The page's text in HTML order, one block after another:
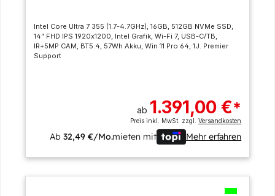
Intel Core Ultra 7 355 (1.7-4.7GHz), 16GB, 512GB NVMe SSD,
14" FHD IPS 1920x1200, Intel Grafik, Wi-Fi 7, USB-C/TB,
IR+5MP CAM, BT5.4, 57Wh Akku, Win 11 Pro 64, 1J. Premier
Support
ab 1.391,00 €*
Preis inkl. MwSt. zzgl.Versandkosten
Ab32,49 €/Mo.mieten mit Mehr erfahren